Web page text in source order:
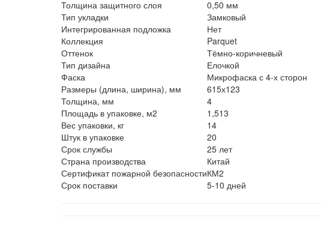
Толщина защитного слоя
0,50 мм
Тип укладки
Замковый
Интегрированная подложка
Нет
Коллекция
Parquet
Оттенок
Тёмно-коричневый
Тип дизайна
Елочкой
Фаска
Микрофаска с 4-х сторон
Размеры (длина, ширина), мм
615х123
Толщина, мм
4
Площадь в упаковке, м2
1,513
Вес упаковки, кг
14
Штук в упаковке
20
Срок службы
25 лет
Страна производства
Китай
Сертификат пожарной безопасностиКМ2
Срок поставки
5-10 дней